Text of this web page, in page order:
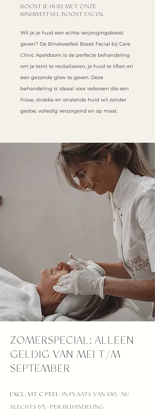
Wil je je huid een echte verjongingsboost
geven? De Bindweefsel Boost Facial bij Care
Clinic Apeldoorn is de perfecte behandeling
om je teint te revitaliseren, je huid te liften en
een gezonde glow te geven. Deze
behandeling is ideaal voor iedereen die een
frisse, strakke en stralende huid wil zonder
gedoe, volledig verzorgend en op maat.
BOOST JE HUID MET ONZE
BINDWEEFSEL BOOST FACIAL
ZOMERSPECIAL: ALLEEN
GELDIG VAN MEI T/M
SEPTEMBER
EXCL. VIT C PEEL: IN PLAATS VAN 100,- NU
SLECHTS 65,- PER BEHANDELING